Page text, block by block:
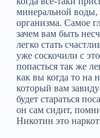
минеральной воды,
организма. Самое
зачем вам быть
легко стать
уже соскочили с
попасться так же
как вы когда то на
который вам
будет стараться
он сам сидит,
Никотин это